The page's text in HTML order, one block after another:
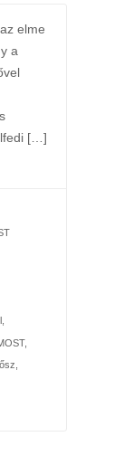
elme
a
[…]
,
,
ősz